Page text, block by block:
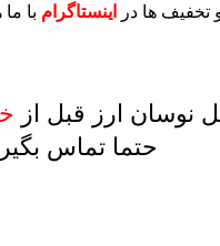
تخفیف ها در
اینستاگرام با
نوسان ارز قبل از
حتما تماس